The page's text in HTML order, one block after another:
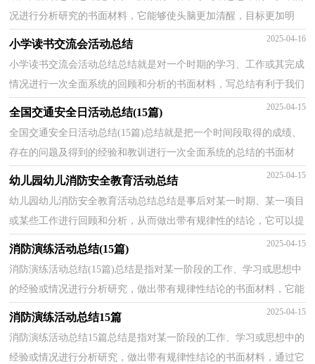
况进行分析研究的书面材料，它能够使头脑更加清醒，目标更加明
确，我想我们需要写一份总结了吧。你想知道总结怎么...
小学读书交流会活动总结 2025-04-16
小学读书交流会活动总结总结就是对一个时期的学习、工作或其完成
情况进行一次全面系统的回顾和分析的书面材料，写总结有利于我们
学习和工作能力的提高，为此要我们写一份总结。...
全国交通安全日活动总结(15篇) 2025-04-15
全国交通安全日活动总结(15篇)总结就是把一个时间段取得的成绩、
存在的问题及得到的经验和教训进行一次全面系统的总结的书面材
料，它能帮我们理顺知识结构，突出重点，突破难点，因...
幼儿园幼儿消防安全教育活动总结 2025-04-15
幼儿园幼儿消防安全教育活动总结总结是事后对某一时期、某一项目
或某些工作进行回顾和分析，从而做出带有规律性的结论，它可以提
升我们发现问题的能力，为此要我们写一份总结。总...
消防演练活动总结(15篇) 2025-04-15
消防演练活动总结(15篇)总结是指对某一阶段的工作、学习或思想中
的经验或情况进行分析研究，做出带有规律性结论的书面材料，它能
够使头脑更加清醒，目标更加明确，因此，让我们写一份...
消防演练活动总结15篇 2025-04-15
消防演练活动总结15篇总结是指对某一阶段的工作、学习或思想中的
经验或情况进行分析研究，做出带有规律性结论的书面材料，通过它